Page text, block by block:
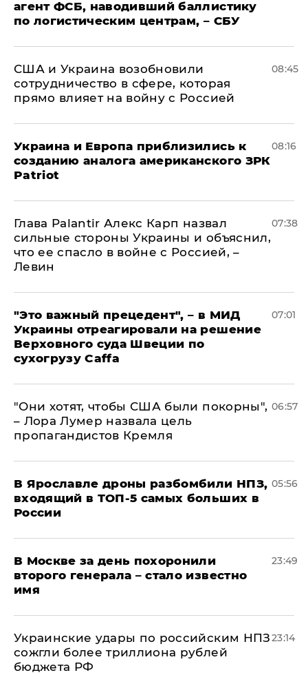
агент ФСБ, наводивший баллистику
по логистическим центрам, – СБУ
США и Украина возобновили
сотрудничество в сфере, которая
прямо влияет на войну с Россией
08:45
Украина и Европа приблизились к
созданию аналога американского ЗРК
Patriot
08:16
Глава Palantir Алекс Карп назвал
сильные стороны Украины и объяснил,
что ее спасло в войне с Россией, –
Левин
07:38
"Это важный прецедент", – в МИД
Украины отреагировали на решение
Верховного суда Швеции по
сухогрузу Caffa
07:01
"Они хотят, чтобы США были покорны",
– Лора Лумер назвала цель
пропагандистов Кремля
06:57
В Ярославле дроны разбомбили НПЗ,
входящий в ТОП-5 самых больших в
России
05:56
В Москве за день похоронили
второго генерала – стало известно
имя
23:49
Украинские удары по российским НПЗ
сожгли более триллиона рублей
бюджета РФ
23:14